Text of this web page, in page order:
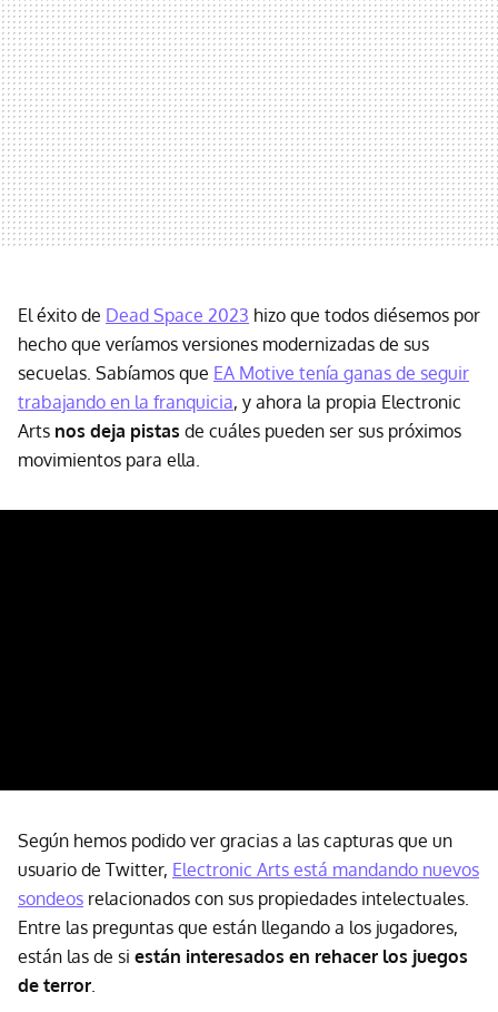
El éxito de Dead Space 2023 hizo que todos diésemos por
hecho que veríamos versiones modernizadas de sus
secuelas. Sabíamos que EA Motive tenía ganas de seguir
trabajando en la franquicia, y ahora la propia Electronic
Arts nos deja pistas de cuáles pueden ser sus próximos
movimientos para ella.
Según hemos podido ver gracias a las capturas que un
usuario de Twitter, Electronic Arts está mandando nuevos
sondeos relacionados con sus propiedades intelectuales.
Entre las preguntas que están llegando a los jugadores,
están las de si están interesados en rehacer los juegos
de terror